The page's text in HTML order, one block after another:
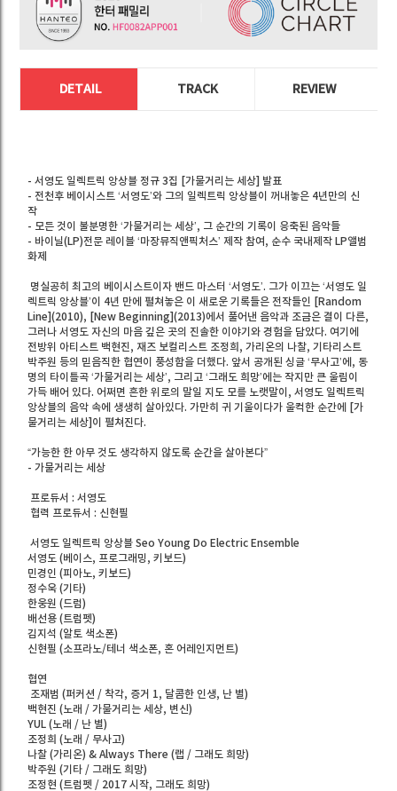
DETAIL TRACK REVIEW
- 서영도 일렉트릭 앙상블 정규 3집 [가물거리는 세상] 발표
- 전천후 베이시스트 ‘서영도’와 그의 일렉트릭 앙상블이 꺼내놓은 4년만의 신
작
- 모든 것이 불분명한 ‘가물거리는 세상’, 그 순간의 기록이 응축된 음악들
- 바이닐(LP)전문 레이블 ‘마장뮤직앤픽처스’ 제작 참여, 순수 국내제작 LP앨범
화제
명실공히 최고의 베이시스트이자 밴드 마스터 ‘서영도’. 그가 이끄는 ‘서영도 일
렉트릭 앙상블’이 4년 만에 펼쳐놓은 이 새로운 기록들은 전작들인 [Random
Line](2010), [New Beginning](2013)에서 풀어낸 음악과 조금은 결이 다른,
그러나 서영도 자신의 마음 깊은 곳의 진솔한 이야기와 경험을 담았다. 여기에
전방위 아티스트 백현진, 재즈 보컬리스트 조정희, 가리온의 나찰, 기타리스트
박주원 등의 믿음직한 협연이 풍성함을 더했다. 앞서 공개된 싱글 ‘무사고’에, 동
명의 타이틀곡 ‘가물거리는 세상’, 그리고 ‘그래도 희망’에는 작지만 큰 울림이
가득 배어 있다. 어쩌면 흔한 위로의 말일 지도 모를 노랫말이, 서영도 일렉트릭
앙상블의 음악 속에 생생히 살아있다. 가만히 귀 기울이다가 울컥한 순간에 [가
물거리는 세상]이 펼쳐진다.
“가능한 한 아무 것도 생각하지 않도록 순간을 살아본다”
- 가물거리는 세상
프로듀서 : 서영도
협력 프로듀서 : 신현필
서영도 일렉트릭 앙상블 Seo Young Do Electric Ensemble
서영도 (베이스, 프로그래밍, 키보드)
민경인 (피아노, 키보드)
정수욱 (기타)
한웅원 (드럼)
배선용 (트럼펫)
김지석 (알토 색소폰)
신현필 (소프라노/테너 색소폰, 혼 어레인지먼트)
협연
조재범 (퍼커션 / 착각, 증거 1, 달콤한 인생, 난 별)
백현진 (노래 / 가물거리는 세상, 변신)
YUL (노래 / 난 별)
조정희 (노래 / 무사고)
나찰 (가리온) & Always There (랩 / 그래도 희망)
박주원 (기타 / 그래도 희망)
조정현 (트럼펫 / 2017 시작, 그래도 희망)